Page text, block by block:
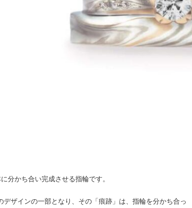
分かち合い完成させる指輪です。
デザインの一部となり、その「痕跡」は、 指輪を分かち合っ